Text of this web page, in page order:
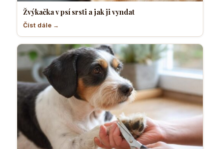
Žvýkačka v psí srsti a jak ji vyndat
Číst dále →